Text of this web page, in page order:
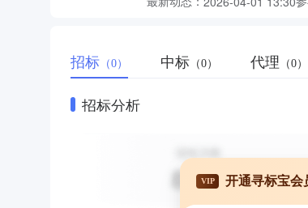
招标 （0） 中标 （0） 代理 （0）
招标分析
VIP 开通寻标宝会